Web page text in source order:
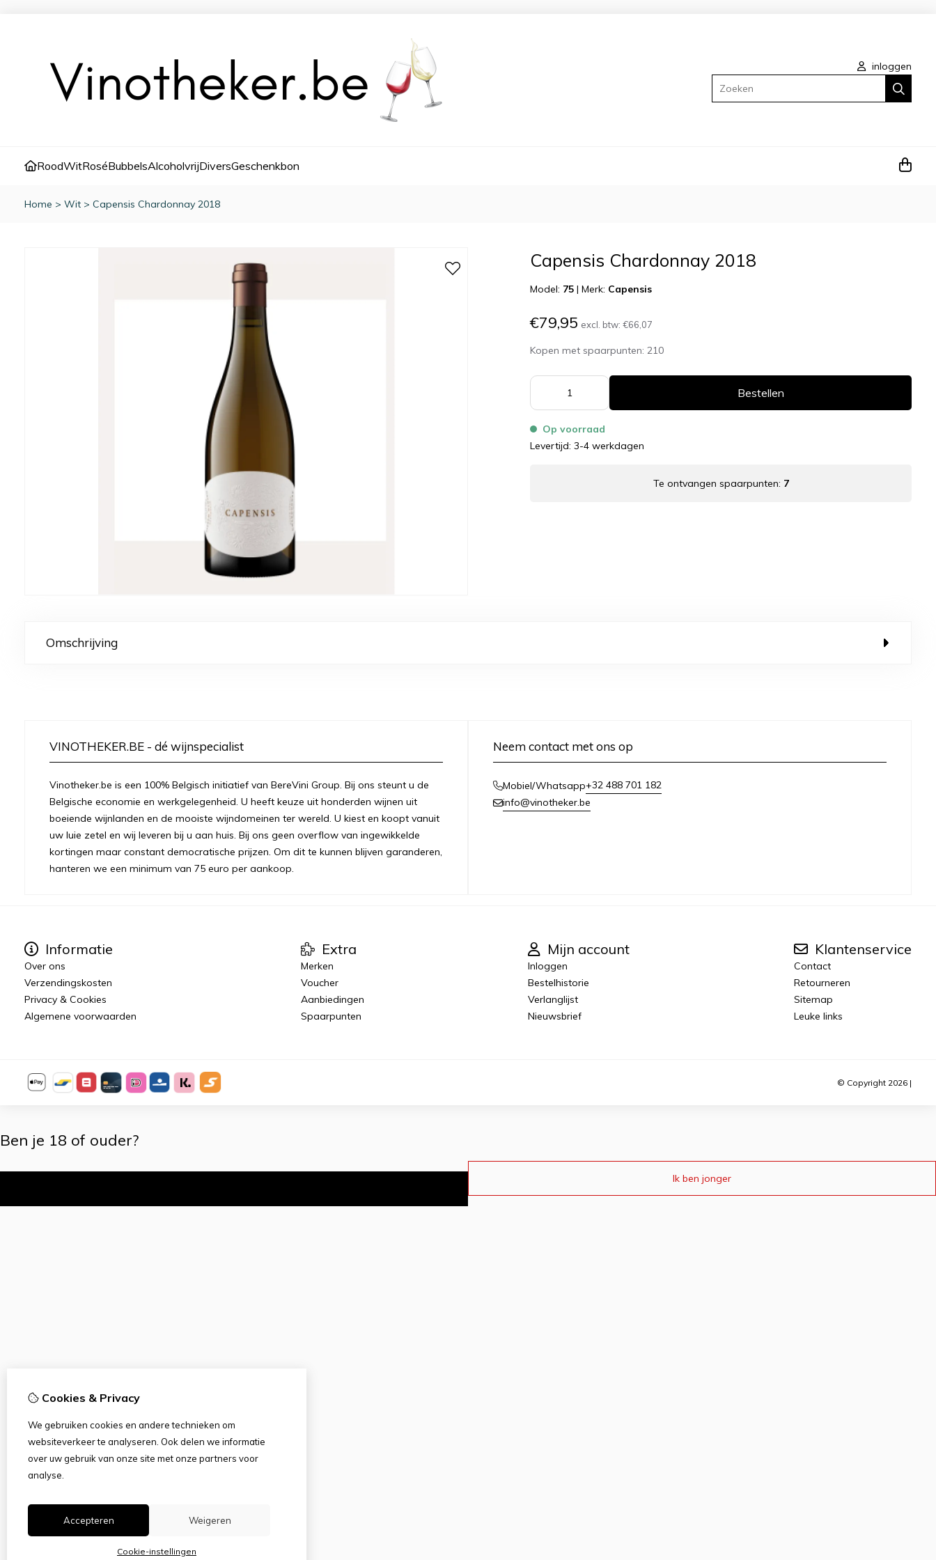
inloggen
Zoeken
RoodWitRoséBubbelsAlcoholvrijDiversGeschenkbon
Home > Wit > Capensis Chardonnay 2018
Capensis Chardonnay 2018
Model: 75 |Merk: Capensis
€79,95 excl. btw:€66,07
Kopen met spaarpunten:210
Bestellen
Op voorraad
Levertijd: 3-4 werkdagen
Te ontvangen spaarpunten: 7
Omschrijving
VINOTHEKER.BE - dé wijnspecialist
Vinotheker.be is een 100% Belgisch initiatief van BereVini Group. Bij ons steunt u de
Belgische economie en werkgelegenheid. U heeft keuze uit honderden wijnen uit
boeiende wijnlanden en de mooiste wijndomeinen ter wereld. U kiest en koopt vanuit
uw luie zetel en wij leveren bij u aan huis. Bij ons geen overflow van ingewikkelde
kortingen maar constant democratische prijzen. Om dit te kunnen blijven garanderen,
hanteren we een minimum van 75 euro per aankoop.
Neem contact met ons op
Mobiel/Whatsapp+32 488 701 182
info@vinotheker.be
Informatie
Over ons
Verzendingskosten
Privacy & Cookies
Algemene voorwaarden
Extra
Merken
Voucher
Aanbiedingen
Spaarpunten
Mijn account
Inloggen
Bestelhistorie
Verlanglijst
Nieuwsbrief
Klantenservice
Contact
Retourneren
Sitemap
Leuke links
© Copyright 2026 |
Cookies & Privacy
We gebruiken cookies en andere technieken om
websiteverkeer te analyseren. Ook delen we informatie
over uw gebruik van onze site met onze partners voor
analyse.
Accepteren Weigeren
Cookie-instellingen
Ben je 18 of ouder?
Ik ben jonger